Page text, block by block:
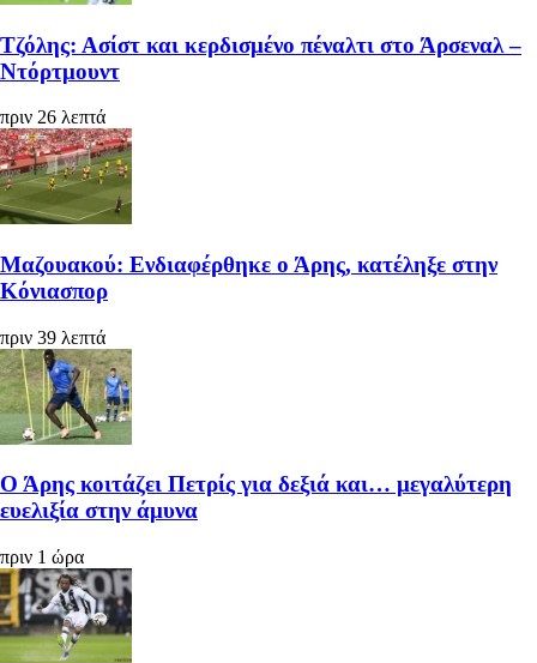
Τζόλης: Ασίστ και κερδισμένο πέναλτι στο Άρσεναλ –
Ντόρτμουντ
πριν 26 λεπτά
Μαζουακού: Ενδιαφέρθηκε ο Άρης, κατέληξε στην
Κόνιασπορ
πριν 39 λεπτά
Ο Άρης κοιτάζει Πετρίς για δεξιά και… μεγαλύτερη
ευελιξία στην άμυνα
πριν 1 ώρα